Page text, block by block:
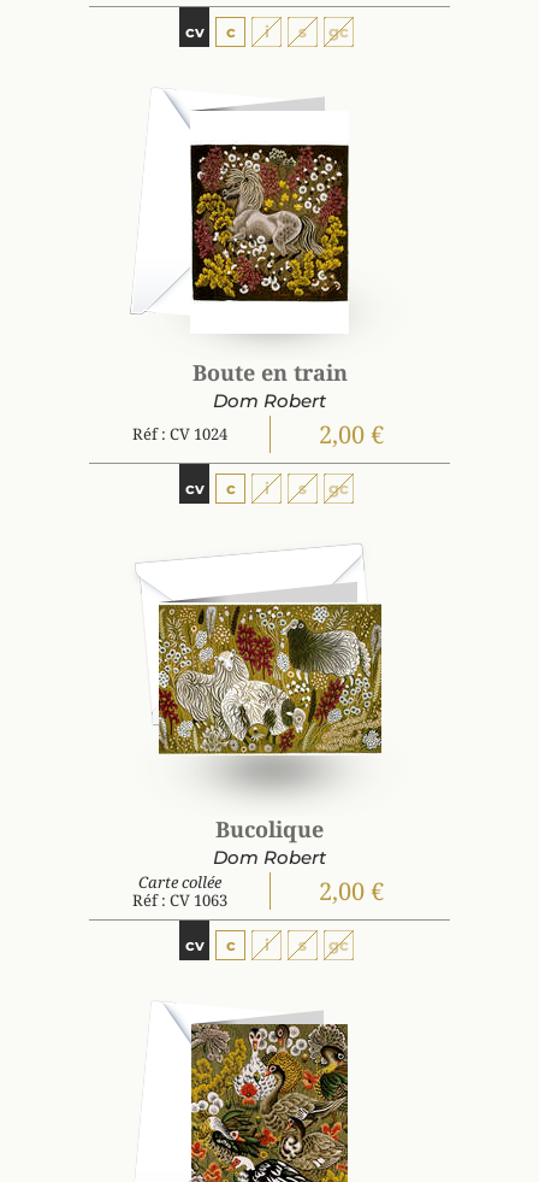
cv c i s gc
Boute en train
Dom Robert
Réf : CV 1024 2,00 €
cv c i s gc
Bucolique
Dom Robert
Carte collée
Réf : CV 1063
2,00 €
cv c i s gc